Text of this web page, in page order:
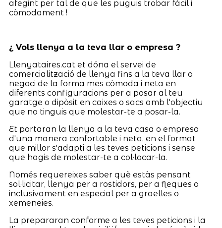
afegint per tal de que les puguis trobar fàcil i
còmodament !
¿ Vols llenya a la teva llar o empresa ?
Llenyataires.cat et dóna el servei de
comercialització de llenya fins a la teva llar o
negoci de la forma mes còmoda i neta en
diferents configuracions per a posar al teu
garatge o dipòsit en caixes o sacs amb l'objectiu
que no tinguis que molestar-te a posar-la.
Et portaran la llenya a la teva casa o empresa
d'una manera confortable i neta, en el format
que millor s'adapti a les teves peticions i sense
que hagis de molestar-te a col·locar-la.
Només requereixes saber què estàs pensant
sol·licitar, llenya per a rostidors, per a fleques o
inclusivament en especial per a graelles o
xemeneies.
La prepararan conforme a les teves peticions i la